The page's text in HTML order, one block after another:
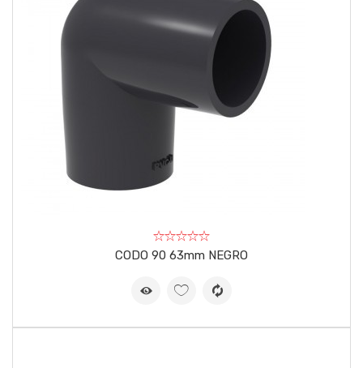
CODO 90 63mm NEGRO